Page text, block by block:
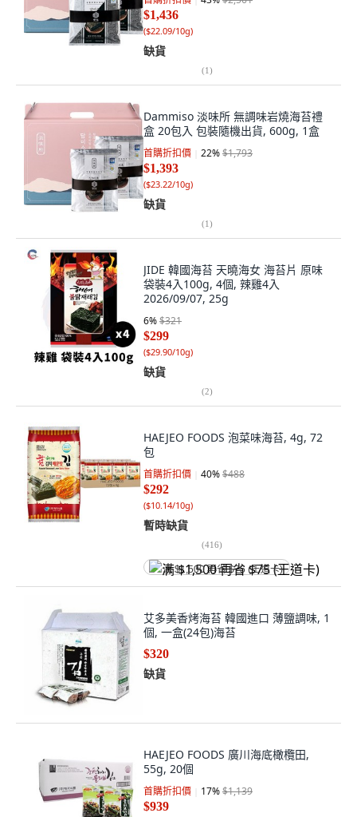
$1,436
($22.09/10g)
缺貨
(1)
Dammiso 淡味所 無調味岩燒海苔禮
盒 20包入 包裝隨機出貨, 600g, 1盒
首購折扣價 22%$1,793
$1,393
($23.22/10g)
缺貨
(1)
JIDE 韓國海苔 天曉海女 海苔片 原味
袋裝4入100g, 4個, 辣雞4入
2026/09/07, 25g
6%$321
$299
($29.90/10g)
缺貨
(2)
HAEJEO FOODS 泡菜味海苔, 4g, 72
包
首購折扣價 40%$488
$292
($10.14/10g)
暫時缺貨
(416)
满 $1,500 再省 $75 (王道卡)
艾多美香烤海苔 韓國進口 薄鹽調味, 1
個, 一盒(24包)海苔
$320
缺貨
HAEJEO FOODS 廣川海底橄欖田,
55g, 20個
首購折扣價 17%$1,139
$939